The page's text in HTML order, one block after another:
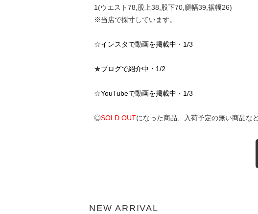
1(ウエスト78,股上38,股下70,腿幅39,裾幅26)
※当店で採寸しています。
☆インスタで動画を掲載中・1/3
★ブログで紹介中・1/2
☆YouTubeで動画を掲載中・1/3
◎SOLD OUTになった商品、入荷予定の無い商品な
NEW ARRIVAL